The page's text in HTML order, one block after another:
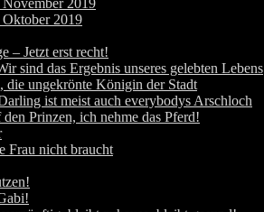
2019
2019
– Jetzt erst recht!
sind das Ergebnis unseres gelebten Lebens
die ungekrönte Königin der Stadt
ist meist auch everybodys Arschloch
Prinzen, ich nehme das Pferd!
Frau nicht braucht